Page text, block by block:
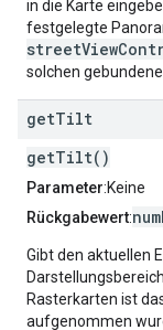
in die Karte
festgelegte
solchen
getTilt
getTilt()
Parameter:Keine
Rückgabewert:
Gibt den aktuellen
Rasterkarten ist
aufgenommen